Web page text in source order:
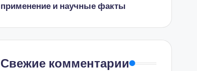
применение и научные факты
Свежие комментарии